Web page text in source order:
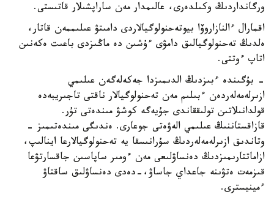
ورگانداردىڭ وكىلدەرى، عالىمدار مەن ساراپشىلار قاتىستى.
اقمارال ءالنازاروۆا بيوتەحنولوگيالاردى دامىتۋ عىلىممەن قاتار،
ەلدىڭ تەحنولوگيالىق دامۋى ءۇشىن دە ماڭىزدى باعىت ەكەنىن
اتاپ ءوتتى.
- بۇگىندە ءبىزدىڭ الدىمىزدا جەكەلەگەن عىلىمي
ازىرلەمەلەردەن ءبىلىم مەن تەحنولوگيالار ناقتى تاجىريبەدە
قولدانىلاتىن تولىققاندى جۇيەگە كوشۋ مىندەتى تۇر.
قازاقستاننىڭ عىلىمي الەۋەتى جوعارى. ەندىگى مىندەتىمىز -
وتاندىق ازىرلەمەلەردىڭ سۇرانىسقا يە تەحنولوگيالارعا اينالىپ،
ازاماتتارىمىزدىڭ دەنساۋلىعى مەن ءومىر ساپاسىن جاقسارتۋعا
قىزمەت ەتۋىنە جاعداي جاساۋ،-دەدى دەنساۋلىق ساقتاۋ
ءمينيسترى.